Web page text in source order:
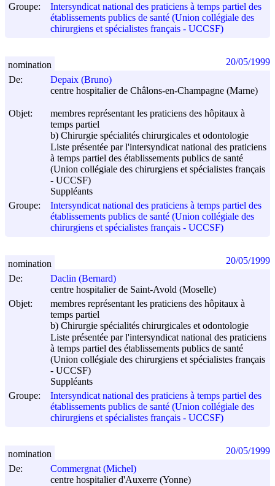
Groupe:
Intersyndicat national des praticiens à temps partiel des
établissements publics de santé (Union collégiale des
chirurgiens et spécialistes français - UCCSF)
De:
Depaix (Bruno)
centre hospitalier de Châlons-en-Champagne (Marne)
Objet:
membres représentant les praticiens des hôpitaux à
temps partiel
b) Chirurgie spécialités chirurgicales et odontologie
Liste présentée par l'intersyndicat national des praticiens
à temps partiel des établissements publics de santé
(Union collégiale des chirurgiens et spécialistes français
- UCCSF)
Suppléants
Groupe:
Intersyndicat national des praticiens à temps partiel des
établissements publics de santé (Union collégiale des
chirurgiens et spécialistes français - UCCSF)
nomination 20/05/1999
De:
Daclin (Bernard)
centre hospitalier de Saint-Avold (Moselle)
Objet:
membres représentant les praticiens des hôpitaux à
temps partiel
b) Chirurgie spécialités chirurgicales et odontologie
Liste présentée par l'intersyndicat national des praticiens
à temps partiel des établissements publics de santé
(Union collégiale des chirurgiens et spécialistes français
- UCCSF)
Suppléants
Groupe:
Intersyndicat national des praticiens à temps partiel des
établissements publics de santé (Union collégiale des
chirurgiens et spécialistes français - UCCSF)
nomination 20/05/1999
De:
Commergnat (Michel)
centre hospitalier d'Auxerre (Yonne)
nomination 20/05/1999